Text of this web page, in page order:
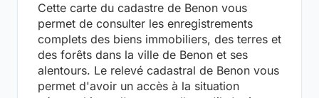
Cette carte du cadastre de Benon vous
permet de consulter les enregistrements
complets des biens immobiliers, des terres et
des forêts dans la ville de Benon et ses
alentours. Le relevé cadastral de Benon vous
permet d'avoir un accès à la situation